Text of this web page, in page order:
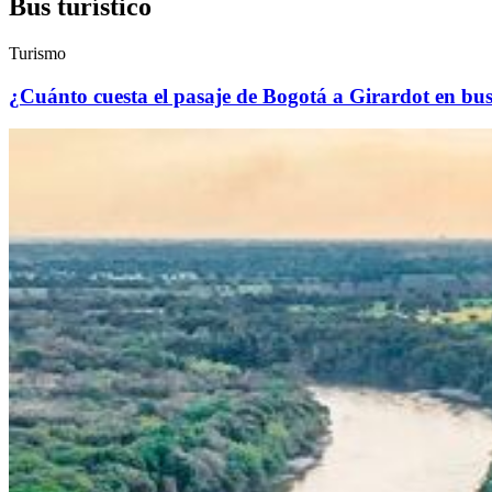
Bus turístico
Turismo
¿Cuánto cuesta el pasaje de Bogotá a Girardot en